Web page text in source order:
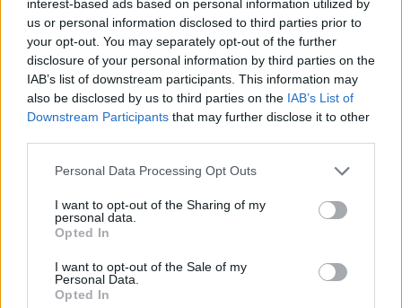
interest-based ads based on personal information utilized by
us or personal information disclosed to third parties prior to
your opt-out. You may separately opt-out of the further
disclosure of your personal information by third parties on the
IAB’s list of downstream participants. This information may
also be disclosed by us to third parties on the IAB’s List of
Downstream Participants that may further disclose it to other
Personal Data Processing Opt Outs
I want to opt-out of the Sharing of my
personal data.
Opted In
I want to opt-out of the Sale of my
Personal Data.
Opted In
BROKASTIS
Gatavojam kopā! Šokolādes sendvičs ar augļiem aizraujošam